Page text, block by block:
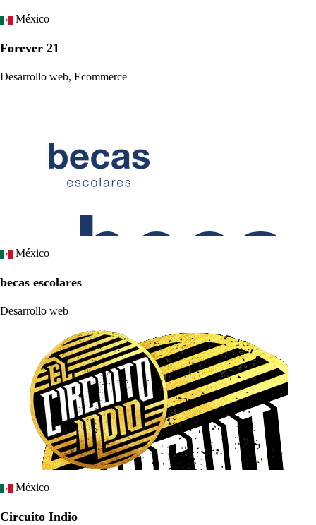
México
Forever 21
Desarrollo web, Ecommerce
México
becas escolares
Desarrollo web
México
Circuito Indio